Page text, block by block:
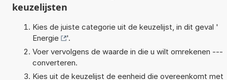
keuzelijsten
Kies de juiste categorie uit de keuzelijst, in dit geval '
Energie
'.
Voer vervolgens de waarde in die u wilt omrekenen ---
converteren.
Kies uit de keuzelijst de eenheid die overeenkomt met